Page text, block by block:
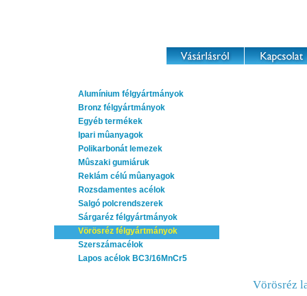
Alumínium félgyártmányok
Bronz félgyártmányok
Egyéb termékek
Ipari mûanyagok
Polikarbonát lemezek
Mûszaki gumiáruk
Reklám célú mûanyagok
Rozsdamentes acélok
Salgó polcrendszerek
Sárgaréz félgyártmányok
Vörösréz félgyártmányok
Szerszámacélok
Lapos acélok BC3/16MnCr5
Vörösréz